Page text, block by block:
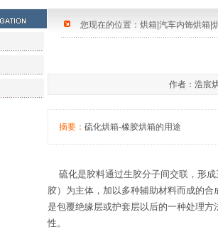
您现在的位置： 烘箱|汽车内饰烘箱|
作者：浩宸
摘要： 硫化烘箱-橡胶烘箱的用途
硫化是胶料通过生胶分子间交联，形成
胶）为主体，加以多种辅助材料而成的
是包覆绝缘层或护套层以后的一种处理
性。